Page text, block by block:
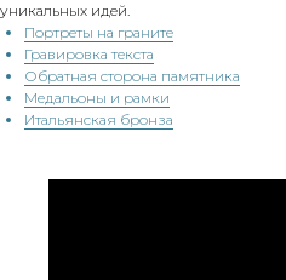
уникальных идей.
Портреты на граните
Гравировка текста
Обратная сторона памятника
Медальоны и рамки
Итальянская бронза